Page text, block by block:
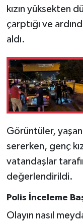
kızın yüksekten
çarptığı ve
aldı.
Görüntüler,
sererken, genç
vatandaşlar
değerlendirildi.
Polis İnceleme
Olayın nasıl